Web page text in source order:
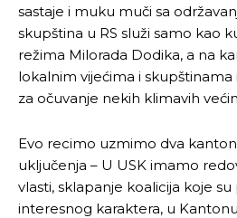
sastaje i muku muči sa
skupština u RS služi samo kao
režima Milorada Dodika, a na
lokalnim vijećima i
za očuvanje nekih klimavih
Evo recimo uzmimo dva
uključenja – U USK imamo
vlasti, sklapanje koalicija koje
interesnog karaktera, u